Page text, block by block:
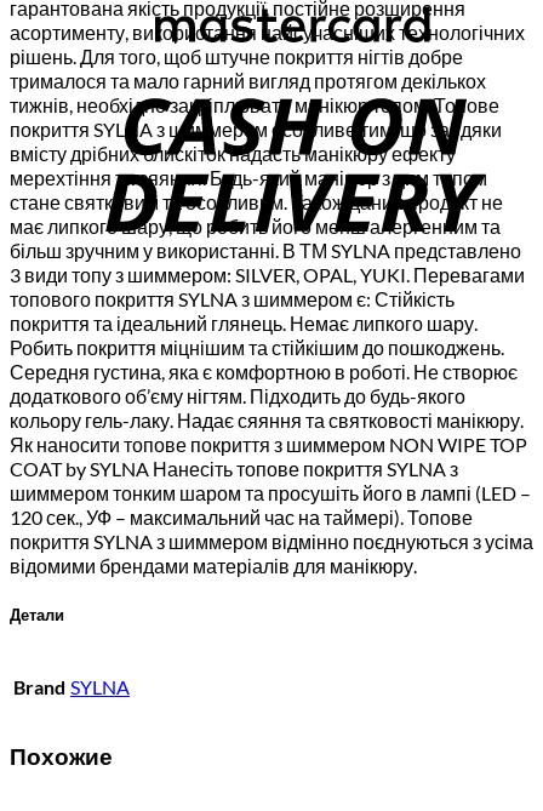
гарантована якість продукції, постійне розширення
асортименту, використання найсучасніших технологічних
рішень. Для того, щоб штучне покриття нігтів добре
трималося та мало гарний вигляд протягом декількох
тижнів, необхідно закріплювати манікюр топом. Топове
покриття SYLNA з шиммером особливе тим, що завдяки
вмісту дрібних блискіток надасть манікюру ефекту
мерехтіння та сяяння. Будь-який манікюр з цим топом
стане святковим та особливим. Також даний продукт не
має липкого шару, що робить його менш алергенним та
більш зручним у використанні. В ТМ SYLNA представлено
3 види топу з шиммером: SILVER, OPAL, YUKI. Перевагами
топового покриття SYLNA з шиммером є: Стійкість
покриття та ідеальний глянець. Немає липкого шару.
Робить покриття міцнішим та стійкішим до пошкоджень.
Середня густина, яка є комфортною в роботі. Не створює
додаткового об’єму нігтям. Підходить до будь-якого
кольору гель-лаку. Надає сяяння та святковості манікюру.
Як наносити топове покриття з шиммером NON WIPE TOP
COAT by SYLNA Нанесіть топове покриття SYLNA з
шиммером тонким шаром та просушіть його в лампі (LED –
120 сек., УФ – максимальний час на таймері). Топове
покриття SYLNA з шиммером відмінно поєднуються з усіма
відомими брендами матеріалів для манікюру.
Детали
Brand SYLNA
Похожие